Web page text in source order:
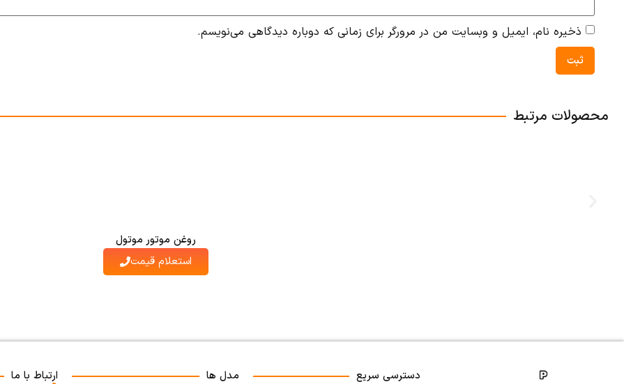
ذخیره نام، ایمیل و وبسایت من در مرورگر برای زمانی که دوباره دیدگاهی می‌نویسم.
محصولات مرتبط
روغن موتور موتول
استعلام قیمت
دسترسی سریع مدل ها ارتباط با ما